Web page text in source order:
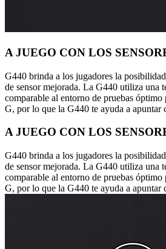
A JUEGO CON LOS
G440 brinda a los jugadores la
de sensor mejorada. La G440 utiliza una
comparable al entorno de pruebas
G, por lo que la G440 te ayuda a apuntar
A JUEGO CON LOS
G440 brinda a los jugadores la
de sensor mejorada. La G440 utiliza una
comparable al entorno de pruebas
G, por lo que la G440 te ayuda a apuntar